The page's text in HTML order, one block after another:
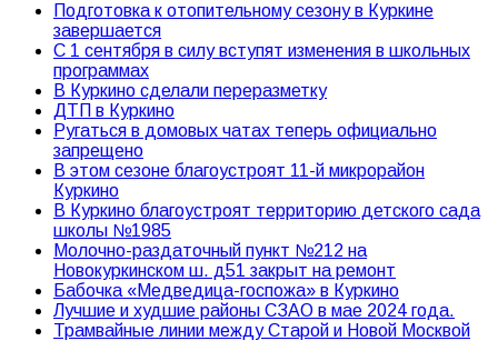
Подготовка к отопительному сезону в Куркине
завершается
С 1 сентября в силу вступят изменения в школьных
программах
В Куркино сделали переразметку
ДТП в Куркино
Ругаться в домовых чатах теперь официально
запрещено
В этом сезоне благоустроят 11-й микрорайон
Куркино
В Куркино благоустроят территорию детского сада
школы №1985
Молочно-раздаточный пункт №212 на
Новокуркинском ш. д51 закрыт на ремонт
Бабочка «Медведица-госпожа» в Куркино
Лучшие и худшие районы СЗАО в мае 2024 года.
Трамвайные линии между Старой и Новой Москвой